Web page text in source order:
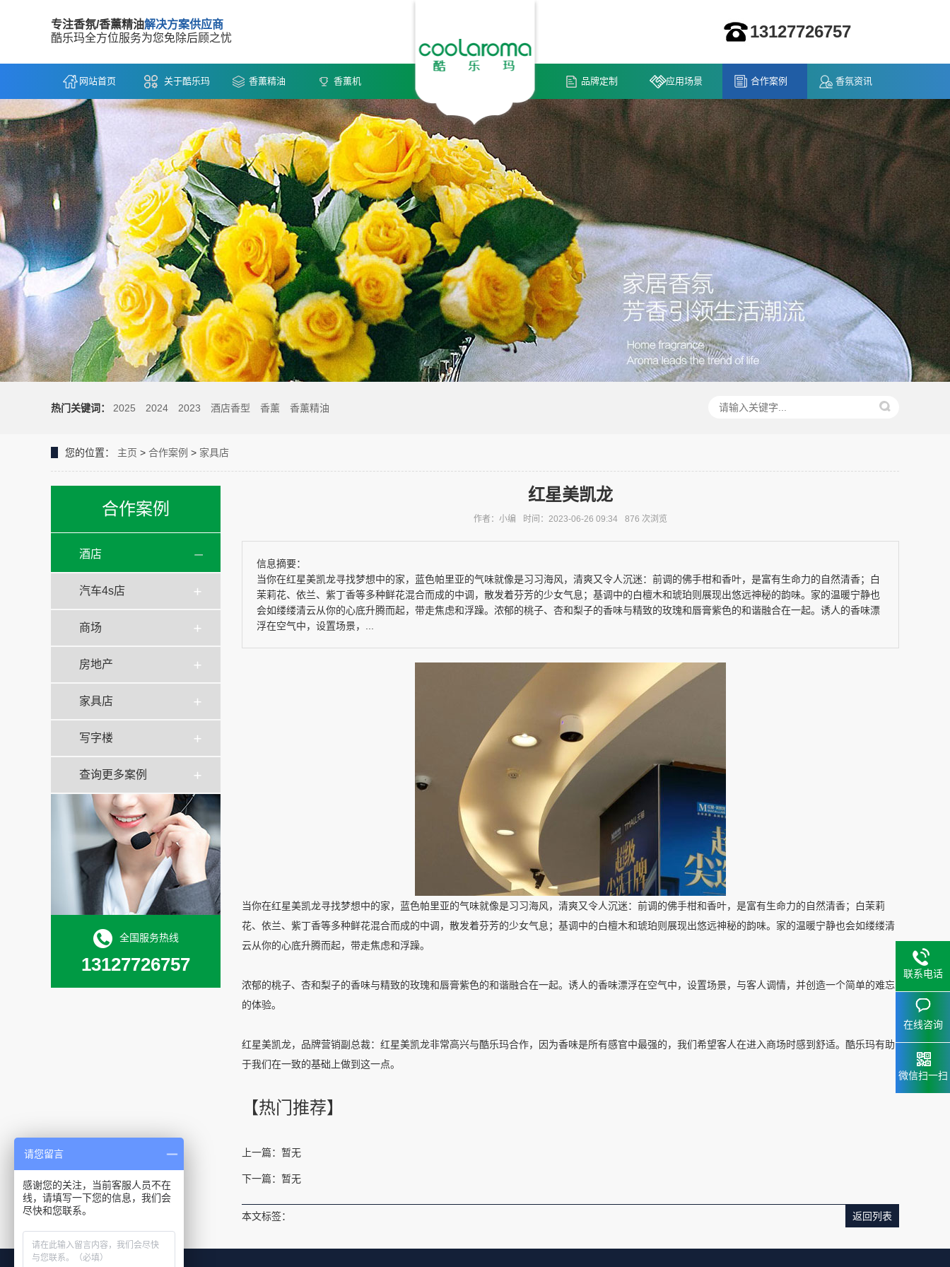
专注香氛/香薰精油解决方案供应商
酷乐玛全方位服务为您免除后顾之忧
13127726757
网站首页 关于酷乐玛 香薰精油 香薰机 品牌定制 应用场景 合作案例 香氛资讯
热门关键词： 2025 2024 2023 酒店香型 香薰 香薰精油
您的位置： 主页 > 合作案例 > 家具店
合作案例
酒店
汽车4s店
商场
房地产
家具店
写字楼
查询更多案例
全国服务热线
13127726757
红星美凯龙
作者：小编 时间：2023-06-26 09:34 876 次浏览
信息摘要：
当你在红星美凯龙寻找梦想中的家，蓝色帕里亚的气味就像是习习海风，清爽又令人沉迷：前调的佛手柑和香叶，是富有生命力的自然清香；白
茉莉花、依兰、紫丁香等多种鲜花混合而成的中调，散发着芬芳的少女气息；基调中的白檀木和琥珀则展现出悠远神秘的韵味。家的温暖宁静也
会如缕缕清云从你的心底升腾而起，带走焦虑和浮躁。浓郁的桃子、杏和梨子的香味与精致的玫瑰和唇膏紫色的和谐融合在一起。诱人的香味漂
浮在空气中，设置场景，...
当你在红星美凯龙寻找梦想中的家，蓝色帕里亚的气味就像是习习海风，清爽又令人沉迷：前调的佛手柑和香叶，是富有生命力的自然清香；白茉莉
花、依兰、紫丁香等多种鲜花混合而成的中调，散发着芬芳的少女气息；基调中的白檀木和琥珀则展现出悠远神秘的韵味。家的温暖宁静也会如缕缕清
云从你的心底升腾而起，带走焦虑和浮躁。
浓郁的桃子、杏和梨子的香味与精致的玫瑰和唇膏紫色的和谐融合在一起。诱人的香味漂浮在空气中，设置场景，与客人调情，并创造一个简单的难忘
的体验。
红星美凯龙，品牌营销副总裁：红星美凯龙非常高兴与酷乐玛合作，因为香味是所有感官中最强的，我们希望客人在进入商场时感到舒适。酷乐玛有助
于我们在一致的基础上做到这一点。
【热门推荐】
上一篇：暂无
下一篇：暂无
返回列表
本文标签：
联系电话
在线咨询
微信扫一扫
请您留言
感谢您的关注，当前客服人员不在
线，请填写一下您的信息，我们会
尽快和您联系。